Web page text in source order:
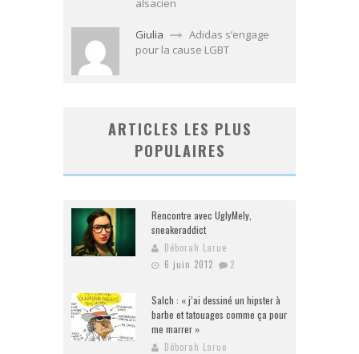
alsacien
Giulia
Adidas s’engage
pour la cause LGBT
ARTICLES LES PLUS
POPULAIRES
Rencontre avec UglyMely,
sneakeraddict
Déborah Larue
6 juin 2012
2
Salch : « j’ai dessiné un hipster à
barbe et tatouages comme ça pour
me marrer »
Déborah Larue